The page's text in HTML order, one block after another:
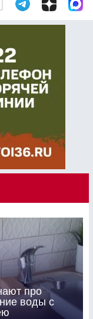
про
воды с